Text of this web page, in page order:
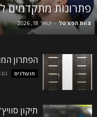
פתרונות מתקדמים
צוות הפורטל - ינואר 18, 2026
הפתרון
מנעולנים
תיקון